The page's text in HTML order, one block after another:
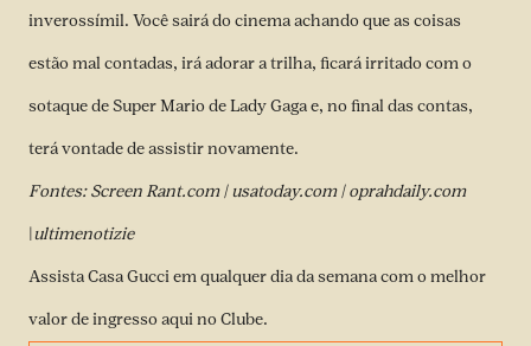
inverossímil. Você sairá do cinema achando que as coisas
estão mal contadas, irá adorar a trilha, ficará irritado com o
sotaque de Super Mario de Lady Gaga e, no final das contas,
terá vontade de assistir novamente.
Fontes: Screen Rant.com | usatoday.com | oprahdaily.com
|ultimenotizie
Assista Casa Gucci em qualquer dia da semana com o melhor
valor deingresso aqui no Clube.